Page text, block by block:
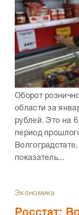
Оборот
области за
рублей. Это на
период
показатель...
Экономика